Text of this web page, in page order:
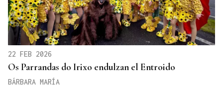
22 FEB 2026
Os Parrandas do Irixo endulzan el Entroido
BÁRBARA MARÍA